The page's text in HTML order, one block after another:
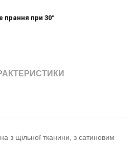
при 30°
з щільної тканини, з сатиновим